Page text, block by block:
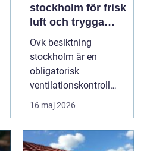
stockholm för frisk
luft och trygga
fastigheter
Ovk besiktning
stockholm är en
obligatorisk
ventilationskontroll
som säkerställer att
byggnader i hu...
16 maj 2026